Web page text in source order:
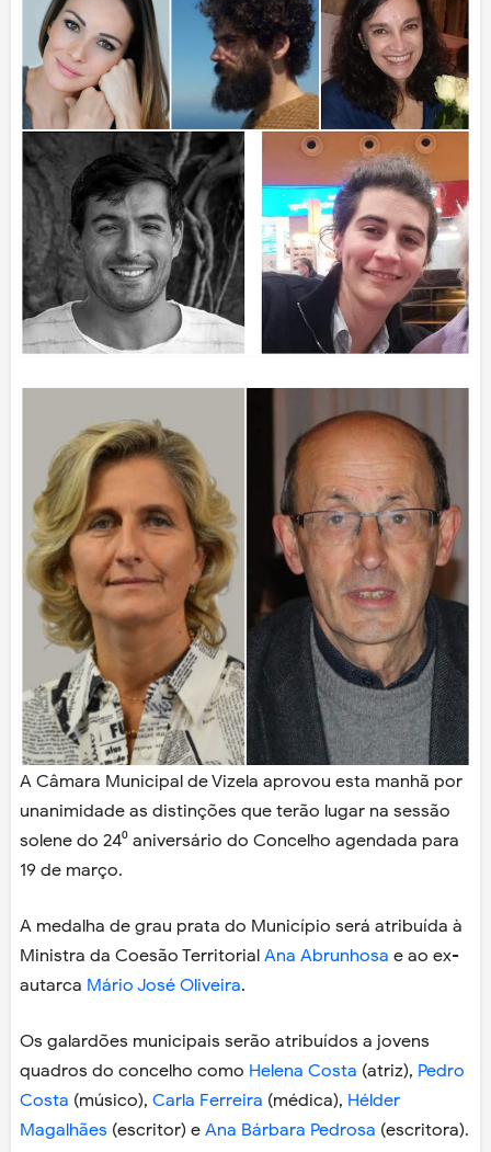
A Câmara Municipal de Vizela aprovou esta manhã por
unanimidade as distinções que terão lugar na sessão
solene do 24⁰ aniversário do Concelho agendada para
19 de março.
A medalha de grau prata do Município será atribuída à
Ministra da Coesão Territorial Ana Abrunhosa e ao ex-
autarca Mário José Oliveira.
Os galardões municipais serão atribuídos a jovens
quadros do concelho como Helena Costa (atriz), Pedro
Costa (músico), Carla Ferreira (médica), Hélder
Magalhães (escritor) e Ana Bárbara Pedrosa (escritora).